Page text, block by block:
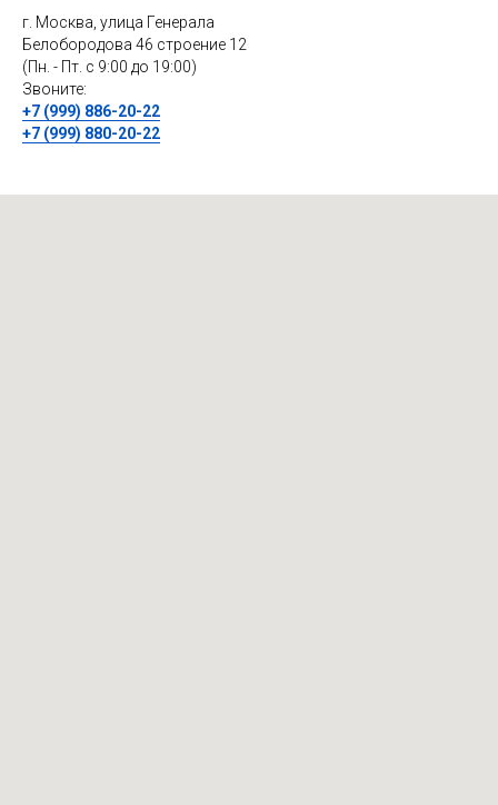
г. Москва, улица Генерала
Белобородова 46 строение 12
(Пн. - Пт. с 9:00 до 19:00)
Звоните:
+7 (999) 886-20-22
+7 (999) 880-20-22